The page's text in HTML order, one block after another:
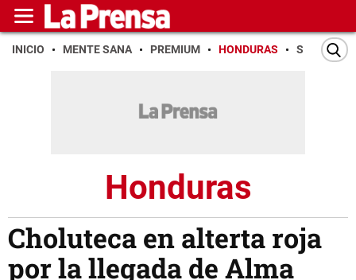
INICIO MENTE SANA PREMIUM HONDURAS SAN PEDRO
Honduras
Choluteca en alterta roja
por la llegada de Alma